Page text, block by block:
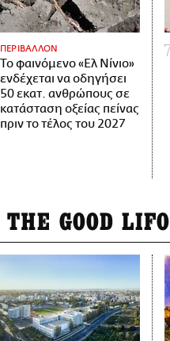
ΠΕΡΙΒΑΛΛΟΝ
Το φαινόμενο «Ελ Νίνιο»
ενδέχεται να οδηγήσει
50 εκατ. ανθρώπους σε
κατάσταση οξείας πείνας
πριν το τέλος του 2027
THE GOOD LIFO